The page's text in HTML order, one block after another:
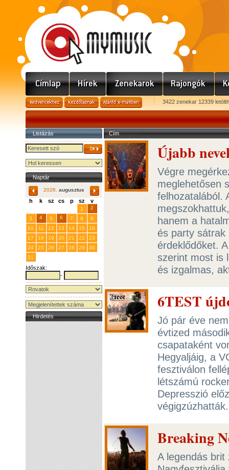
3422 zenekar 12339
Listázás
Naptár
2026. augusztus
h k sz cs p sz v
1
2
3
4 5 6 7 8
9
10
11 12 13 14 15
16
17
18 19 20 21 22
23
24
25 26 27 28 29
30
31
Időszak:
-
Hirdetés
Cím
Újabb
Végre
meglehetősen
felhozatalából.
hanem a
és party sátrak
érdeklődőket.
szerint most is
és izgalmas,
6TEST
Jó pár éve
évtized
csapataként
Hegyaljáig, a
fesztiválon
létszámú
Depresszió
Breaking
A legendás brit